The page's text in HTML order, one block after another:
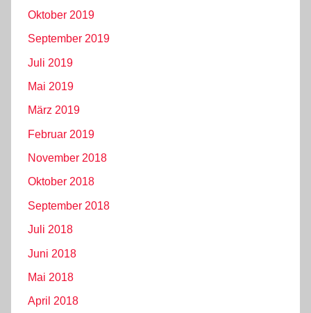
Oktober 2019
September 2019
Juli 2019
Mai 2019
März 2019
Februar 2019
November 2018
Oktober 2018
September 2018
Juli 2018
Juni 2018
Mai 2018
April 2018